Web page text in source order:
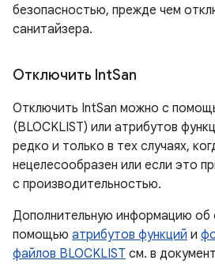
безопасностью, прежде чем
санитайзера.
Отключить IntSan
Отключить IntSan можно с
(BLOCKLIST) или атрибутов
редко и только в тех случаях,
нецелесообразен или если это
с производительностью.
Дополнительную информацию об
помощью атрибутов функций и
файлов BLOCKLIST см. в